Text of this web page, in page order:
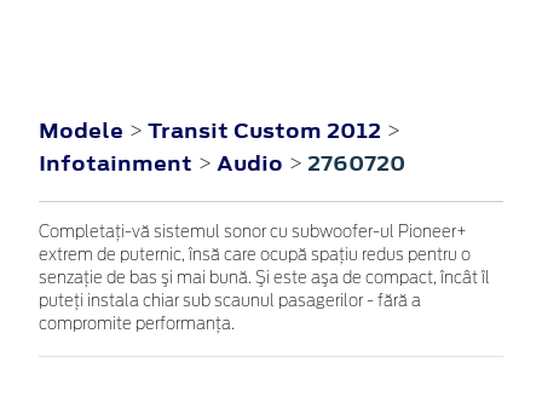
Modele > Transit Custom 2012 >
Infotainment > Audio > 2760720
Completaţi-vă sistemul sonor cu subwoofer-ul Pioneer+
extrem de puternic, însă care ocupă spaţiu redus pentru o
senzaţie de bas şi mai bună. Şi este aşa de compact, încât îl
puteţi instala chiar sub scaunul pasagerilor - fără a
compromite performanţa.